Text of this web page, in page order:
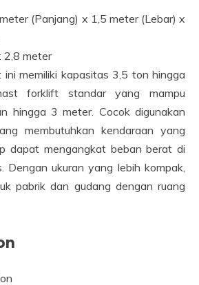
(Panjang) x 1,5 meter (Lebar) x
: 2,8 meter
ini memiliki kapasitas 3,5 ton hingga
forklift standar yang mampu
hingga 3 meter. Cocok digunakan
membutuhkan kendaraan yang
dapat mengangkat beban berat di
Dengan ukuran yang lebih kompak,
pabrik dan gudang dengan ruang